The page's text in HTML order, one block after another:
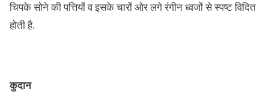
चिपके सोने की पत्तियों व इसके चारों ओर लगे रंगीन ध्वजों से स्पष्ट विदित
होती है.
कुदान